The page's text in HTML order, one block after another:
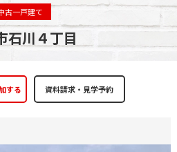
古一戸建て
石川４丁目
する